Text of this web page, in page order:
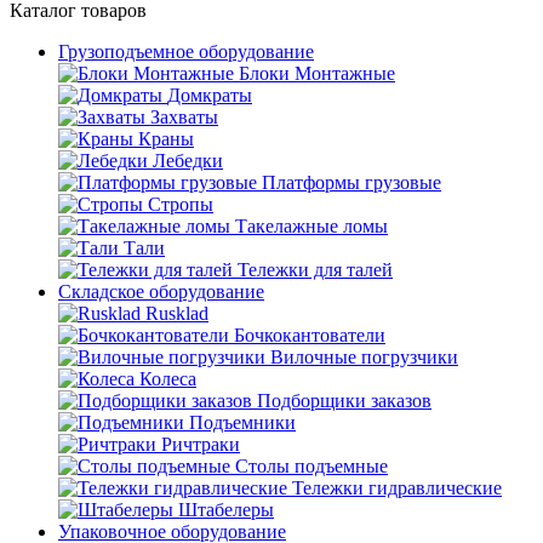
Каталог товаров
Грузоподъемное оборудование
Блоки Монтажные
Домкраты
Захваты
Краны
Лебедки
Платформы грузовые
Стропы
Такелажные ломы
Тали
Тележки для талей
Складское оборудование
Rusklad
Бочкокантователи
Вилочные погрузчики
Колеса
Подборщики заказов
Подъемники
Ричтраки
Столы подъемные
Тележки гидравлические
Штабелеры
Упаковочное оборудование